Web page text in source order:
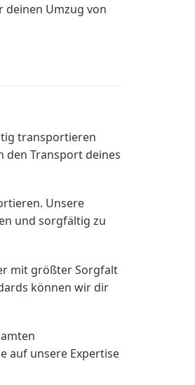
deinen Umzug von
transportieren
den Transport deines
Unsere
und sorgfältig zu
mit größter Sorgfalt
können wir dir
auf unsere Expertise